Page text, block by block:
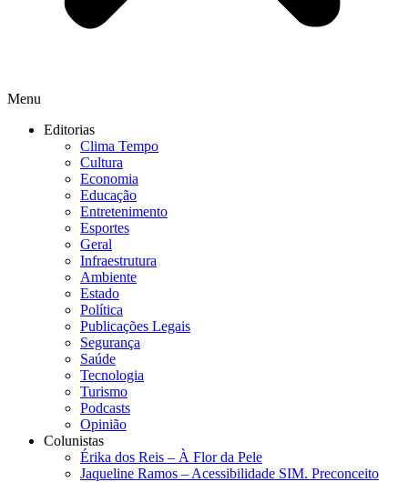
Menu
Editorias
Clima Tempo
Cultura
Economia
Educação
Entretenimento
Esportes
Geral
Infraestrutura
Ambiente
Estado
Política
Publicações Legais
Segurança
Saúde
Tecnologia
Turismo
Podcasts
Opinião
Colunistas
Érika dos Reis​ – À Flor da Pele
Jaqueline Ramos – Acessibilidade SIM. Preconceito